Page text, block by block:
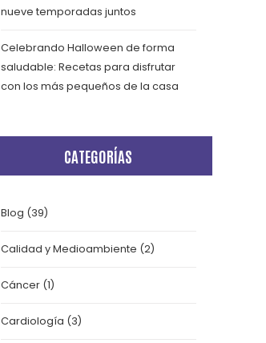
nueve temporadas juntos
Celebrando Halloween de forma
saludable: Recetas para disfrutar
con los más pequeños de la casa
CATEGORÍAS
Blog (39)
Calidad y Medioambiente (2)
Cáncer(1)
Cardiología (3)